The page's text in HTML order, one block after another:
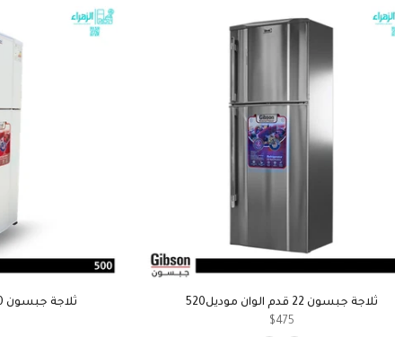
ثلاجة جبسون 22 قدم الوان موديل520
$475
ثلاجة جبسون 20 قدم الوان موديل500